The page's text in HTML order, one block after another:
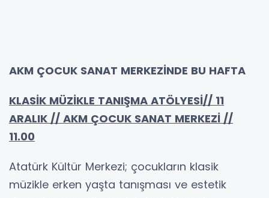
AKM ÇOCUK SANAT MERKEZİNDE BU HAFTA
KLASİK MÜZİKLE TANIŞMA ATÖLYESİ// 11
ARALIK // AKM ÇOCUK SANAT MERKEZİ //
11.00
Atatürk Kültür Merkezi; çocukların klasik
müzikle erken yaşta tanışması ve estetik